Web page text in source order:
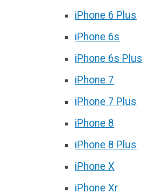
iPhone 6 Plus
iPhone 6s
iPhone 6s Plus
iPhone 7
iPhone 7 Plus
iPhone 8
iPhone 8 Plus
iPhone X
iPhone Xr